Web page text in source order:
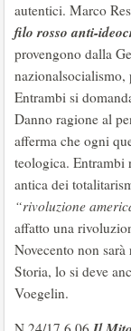
autentici. Marco
filo rosso anti-
provengono dalla
Entrambi si
Danno ragione al
afferma che ogni
teologica. Entrambi
antica dei
“rivoluzione
affatto una
Novecento non
Storia, lo si deve
Voegelin.